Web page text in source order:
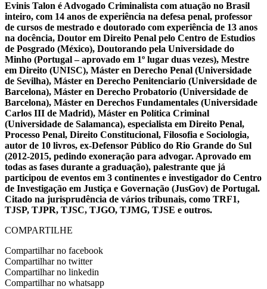
Evinis Talon é Advogado Criminalista com atuação no Brasil
inteiro, com 14 anos de experiência na defesa penal, professor
de cursos de mestrado e doutorado com experiência de 13 anos
na docência, Doutor em Direito Penal pelo Centro de Estudios
de Posgrado (México), Doutorando pela Universidade do
Minho (Portugal – aprovado em 1º lugar duas vezes), Mestre
em Direito (UNISC), Máster en Derecho Penal (Universidade
de Sevilha), Máster en Derecho Penitenciario (Universidade de
Barcelona), Máster en Derecho Probatorio (Universidade de
Barcelona), Máster en Derechos Fundamentales (Universidade
Carlos III de Madrid), Máster en Política Criminal
(Universidade de Salamanca), especialista em Direito Penal,
Processo Penal, Direito Constitucional, Filosofia e Sociologia,
autor de 10 livros, ex-Defensor Público do Rio Grande do Sul
(2012-2015, pedindo exoneração para advogar. Aprovado em
todas as fases durante a graduação), palestrante que já
participou de eventos em 3 continentes e investigador do Centro
de Investigação em Justiça e Governação (JusGov) de Portugal.
Citado na jurisprudência de vários tribunais, como TRF1,
TJSP, TJPR, TJSC, TJGO, TJMG, TJSE e outros.
COMPARTILHE
Compartilhar no facebook
Compartilhar no twitter
Compartilhar no linkedin
Compartilhar no whatsapp